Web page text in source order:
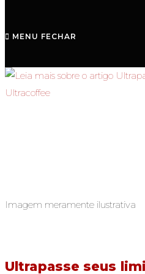
MENU FECHAR
Imagem meramente ilustrativa
Ultrapasse seus